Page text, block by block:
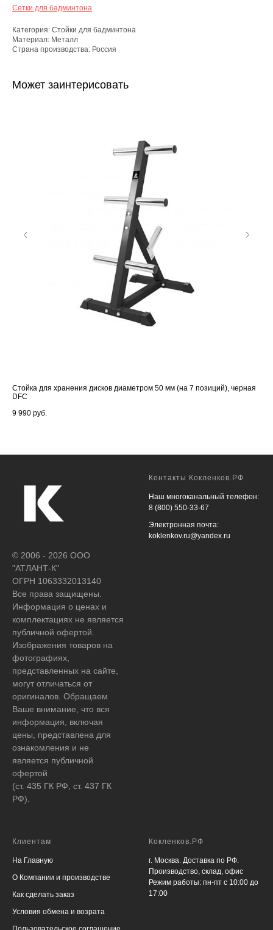
Сетки для бадминтона
Категория: Стойки для бадминтона
Материал: Металл
Страна производства: Россия
Может заинтерисовать
Стойка для хранения дисков диаметром 50 мм (на 7 позиций), черная
DFC
9 990 руб.
© 2006 - 2026 ООО
"АТЛАНТ-К"
ОГРН 1063332013140
Все права защищены.
Информация о ценах и
комплектациях не является
публичной офертой.
Изображения товаров на
фотографиях,
представленных на сайте,
могут отличаться от
оригиналов. Обращаем
Ваше внимание, что вся
информация, включая
цены, представлена для
ознакомления и не
является публичной
офертой
(ст. 435 ГК РФ, ст. 437 ГК
РФ).
Контакты Кокленков.РФ
Наш многоканальный телефон:
8 (800) 550-33-67
Электронная почта:
koklenkov.ru@yandex.ru
Клиентам
На Главную
О Компании и производстве
Как сделать заказ
Условия обмена и возрата
Кокленков.РФ
г. Москва. Доставка по РФ.
Производство, склад, офис
Режим работы: пн-пт с 10:00 до
17:00